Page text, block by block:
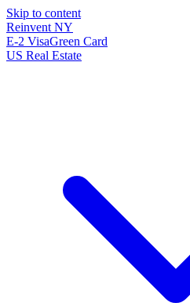
Skip to content
Reinvent NY
E-2 VisaGreen Card
US Real Estate